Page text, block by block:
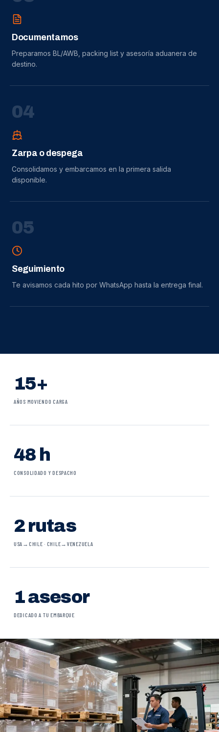
Documentamos
Preparamos BL/AWB, packing list y asesoría aduanera de
destino.
04
Zarpa o despega
Consolidamos y embarcamos en la primera salida
disponible.
05
Seguimiento
Te avisamos cada hito por WhatsApp hasta la entrega final.
15+
AÑOS MOVIENDO CARGA
48 h
CONSOLIDADO Y DESPACHO
2 rutas
USA→CHILE · CHILE→VENEZUELA
1 asesor
DEDICADO A TU EMBARQUE